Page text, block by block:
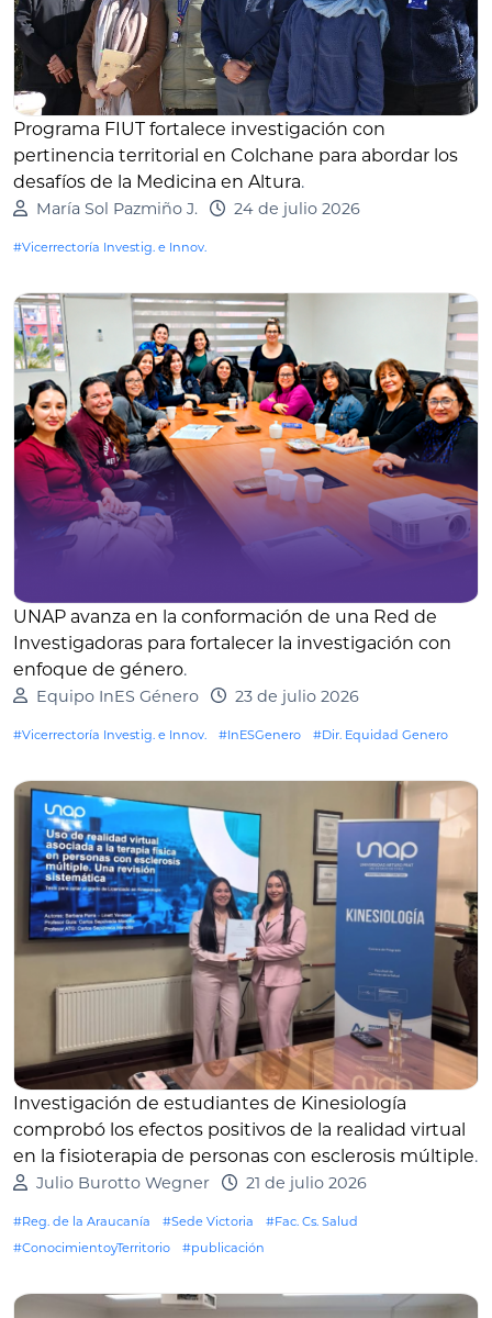
Programa FIUT fortalece investigación con
pertinencia territorial en Colchane para abordar los
desafíos de la Medicina en Altura.
María Sol Pazmiño J. 24 de julio 2026
#Vicerrectoría Investig. e Innov.
UNAP avanza en la conformación de una Red de
Investigadoras para fortalecer la investigación con
enfoque de género.
Equipo InES Género 23 de julio 2026
#Vicerrectoría Investig. e Innov. #InESGenero #Dir. Equidad Genero
Investigación de estudiantes de Kinesiología
comprobó los efectos positivos de la realidad virtual
en la fisioterapia de personas con esclerosis múltiple.
Julio Burotto Wegner 21 de julio 2026
#Reg. de la Araucanía #Sede Victoria
#Fac. Cs. Salud
#ConocimientoyTerritorio
#publicación